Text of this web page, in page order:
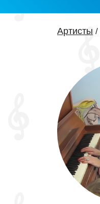
Артисты /